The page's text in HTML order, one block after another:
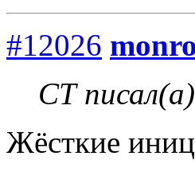
#12026
СТ
Жёсткие